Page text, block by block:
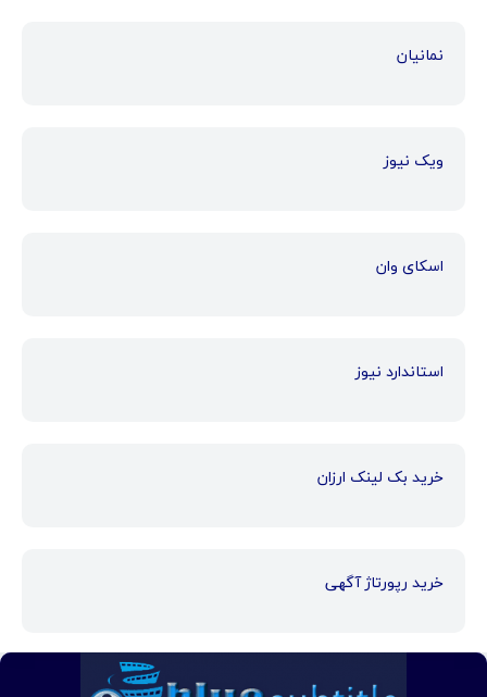
نمانیان
ویک نیوز
اسکای وان
استاندارد نیوز
خرید بک لینک ارزان
خرید رپورتاژ آگهی